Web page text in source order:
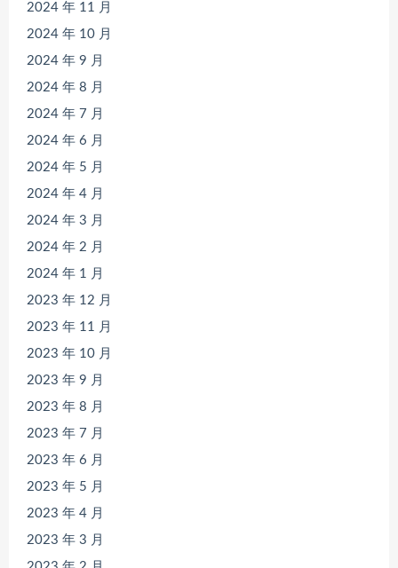
2024 年 11 月
2024 年 10 月
2024 年 9 月
2024 年 8 月
2024 年 7 月
2024 年 6 月
2024 年 5 月
2024 年 4 月
2024 年 3 月
2024 年 2 月
2024 年 1 月
2023 年 12 月
2023 年 11 月
2023 年 10 月
2023 年 9 月
2023 年 8 月
2023 年 7 月
2023 年 6 月
2023 年 5 月
2023 年 4 月
2023 年 3 月